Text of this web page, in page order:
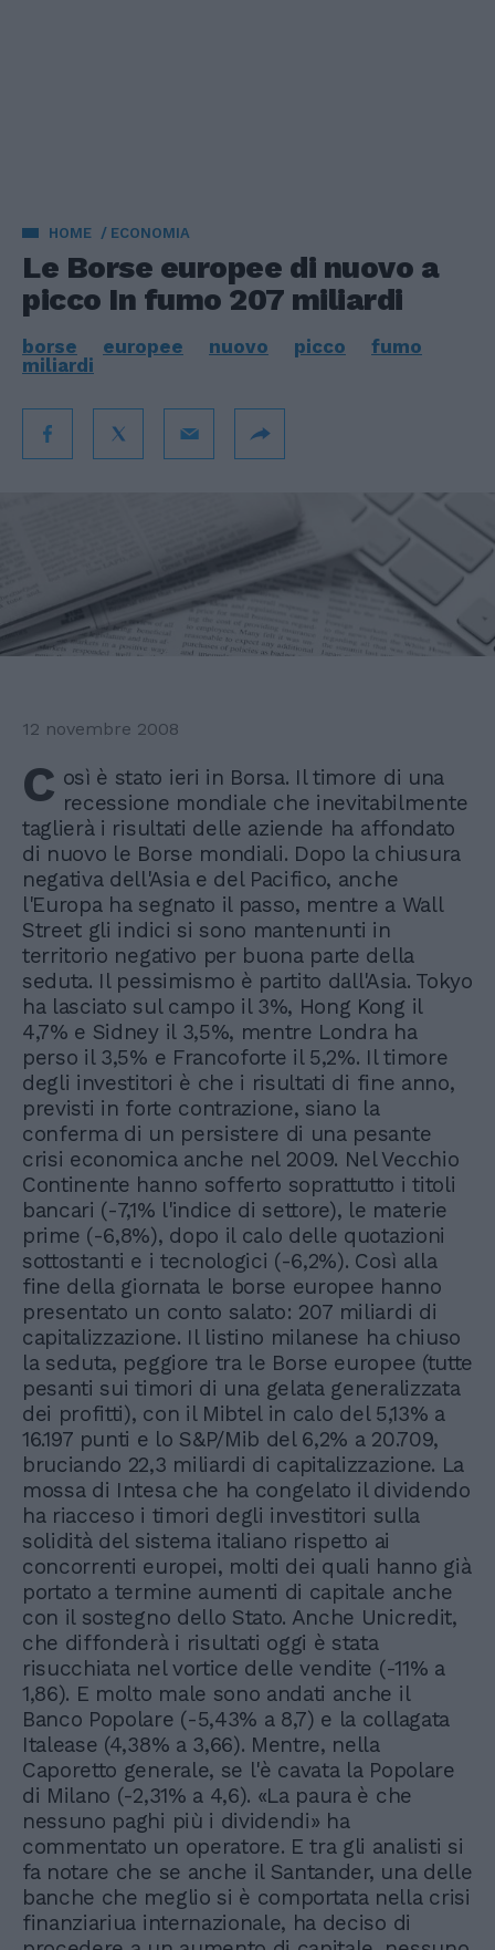
HOME ECONOMIA
Le Borse europee di nuovo a
picco In fumo 207 miliardi
borse europee nuovo picco
fumo
miliardi
12 novembre 2008
C osì è stato ieri in Borsa. Il timore di una
recessione mondiale che inevitabilmente
taglierà i risultati delle aziende ha affondato
di nuovo le Borse mondiali. Dopo la chiusura
negativa dell'Asia e del Pacifico, anche
l'Europa ha segnato il passo, mentre a Wall
Street gli indici si sono mantenunti in
territorio negativo per buona parte della
seduta. Il pessimismo è partito dall'Asia. Tokyo
ha lasciato sul campo il 3%, Hong Kong il
4,7% e Sidney il 3,5%, mentre Londra ha
perso il 3,5% e Francoforte il 5,2%. Il timore
degli investitori è che i risultati di fine anno,
previsti in forte contrazione, siano la
conferma di un persistere di una pesante
crisi economica anche nel 2009. Nel Vecchio
Continente hanno sofferto soprattutto i titoli
bancari (-7,1% l'indice di settore), le materie
prime (-6,8%), dopo il calo delle quotazioni
sottostanti e i tecnologici (-6,2%). Così alla
fine della giornata le borse europee hanno
presentato un conto salato: 207 miliardi di
capitalizzazione. Il listino milanese ha chiuso
la seduta, peggiore tra le Borse europee (tutte
pesanti sui timori di una gelata generalizzata
dei profitti), con il Mibtel in calo del 5,13% a
16.197 punti e lo S&P/Mib del 6,2% a 20.709,
bruciando 22,3 miliardi di capitalizzazione. La
mossa di Intesa che ha congelato il dividendo
ha riacceso i timori degli investitori sulla
solidità del sistema italiano rispetto ai
concorrenti europei, molti dei quali hanno già
portato a termine aumenti di capitale anche
con il sostegno dello Stato. Anche Unicredit,
che diffonderà i risultati oggi è stata
risucchiata nel vortice delle vendite (-11% a
1,86). E molto male sono andati anche il
Banco Popolare (-5,43% a 8,7) e la collagata
Italease (4,38% a 3,66). Mentre, nella
Caporetto generale, se l'è cavata la Popolare
di Milano (-2,31% a 4,6). «La paura è che
nessuno paghi più i dividendi» ha
commentato un operatore. E tra gli analisti si
fa notare che se anche il Santander, una delle
banche che meglio si è comportata nella crisi
finanziariua internazionale, ha deciso di